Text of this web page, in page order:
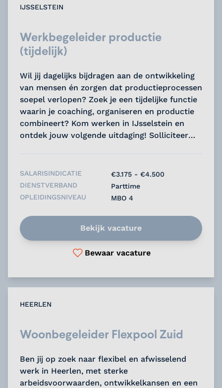
IJSSELSTEIN
Werkbegeleider productie
(tijdelijk)
Wil jij dagelijks bijdragen aan de ontwikkeling
van mensen én zorgen dat productieprocessen
soepel verlopen? Zoek je een tijdelijke functie
waarin je coaching, organiseren en productie
combineert? Kom werken in IJsselstein en
ontdek jouw volgende uitdaging! Solliciteer
SALARISINDICATIE
€3.175 - €4.500
DIENSTVERBAND
Parttime
OPLEIDINGSNIVEAU
MBO 4
Bekijk vacature
Bewaar vacature
HEERLEN
Woonbegeleider Flexpool Zuid
Ben jij op zoek naar flexibel en afwisselend
werk in Heerlen, met sterke
arbeidsvoorwaarden, ontwikkelkansen en een